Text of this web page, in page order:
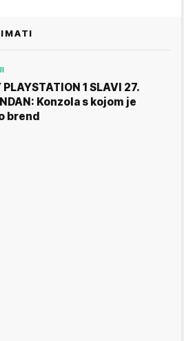
PLAYSTATION 1 SLAVI 27.
Konzola s kojom je
brend